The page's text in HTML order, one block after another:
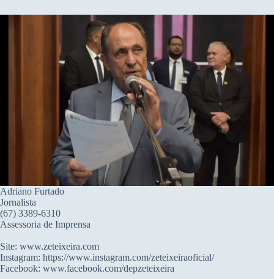
Adriano Furtado
Jornalista
(67) 3389-6310
Assessoria de Imprensa
Site: www.zeteixeira.com
Instagram: https://www.instagram.com/zeteixeiraoficial/
Facebook: www.facebook.com/depzeteixeira